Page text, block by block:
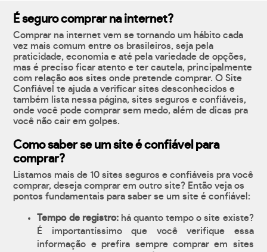
É seguro comprar na internet?
Comprar na internet vem se tornando um hábito cada
vez mais comum entre os brasileiros, seja pela
praticidade, economia e até pela variedade de opções,
mas é preciso ficar atento e ter cautela, principalmente
com relação aos sites onde pretende comprar. O Site
Confiável te ajuda a verificar sites desconhecidos e
também lista nessa página, sites seguros e confiáveis,
onde você pode comprar sem medo, além de dicas pra
você não cair em golpes.
Como saber se um site é confiável para
comprar?
Listamos mais de 10 sites seguros e confiáveis pra você
comprar, deseja comprar em outro site? Então veja os
pontos fundamentais para saber se um site é confiável:
Tempo de registro:há quanto tempo o site existe?
É importantíssimo que você verifique essa
informação e prefira sempre comprar em sites